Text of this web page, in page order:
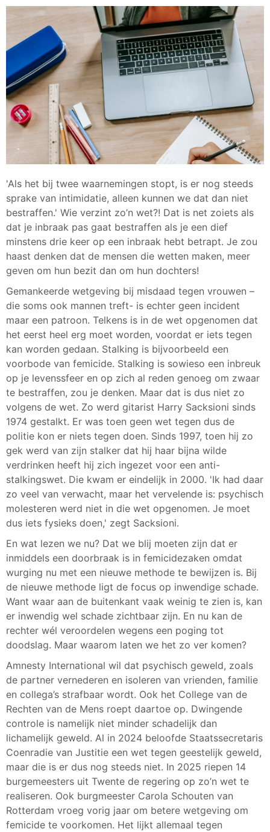
'Als het bij twee waarnemingen stopt, is er nog steeds
sprake van intimidatie, alleen kunnen we dat dan niet
bestraffen.' Wie verzint zo’n wet?! Dat is net zoiets als
dat je inbraak pas gaat bestraffen als je een dief
minstens drie keer op een inbraak hebt betrapt. Je zou
haast denken dat de mensen die wetten maken, meer
geven om hun bezit dan om hun dochters!
Gemankeerde wetgeving bij misdaad tegen vrouwen –
die soms ook mannen treft- is echter geen incident
maar een patroon. Telkens is in de wet opgenomen dat
het eerst heel erg moet worden, voordat er iets tegen
kan worden gedaan. Stalking is bijvoorbeeld een
voorbode van femicide. Stalking is sowieso een inbreuk
op je levenssfeer en op zich al reden genoeg om zwaar
te bestraffen, zou je denken. Maar dat is dus niet zo
volgens de wet. Zo werd gitarist Harry Sacksioni sinds
1974 gestalkt. Er was toen geen wet tegen dus de
politie kon er niets tegen doen. Sinds 1997, toen hij zo
gek werd van zijn stalker dat hij haar bijna wilde
verdrinken heeft hij zich ingezet voor een anti-
stalkingswet. Die kwam er eindelijk in 2000. 'Ik had daar
zo veel van verwacht, maar het vervelende is: psychisch
molesteren werd niet in die wet opgenomen. Je moet
dus iets fysieks doen,' zegt Sacksioni.
En wat lezen we nu? Dat we blij moeten zijn dat er
inmiddels een doorbraak is in femicidezaken omdat
wurging nu met een nieuwe methode te bewijzen is. Bij
de nieuwe methode ligt de focus op inwendige schade.
Want waar aan de buitenkant vaak weinig te zien is, kan
er inwendig wel schade zichtbaar zijn. En nu kan de
rechter wél veroordelen wegens een poging tot
doodslag. Maar waarom laten we het zo ver komen?
Amnesty International wil dat psychisch geweld, zoals
de partner vernederen en isoleren van vrienden, familie
en collega’s strafbaar wordt. Ook het College van de
Rechten van de Mens roept daartoe op. Dwingende
controle is namelijk niet minder schadelijk dan
lichamelijk geweld. Al in 2024 beloofde Staatssecretaris
Coenradie van Justitie een wet tegen geestelijk geweld,
maar die is er dus nog steeds niet. In 2025 riepen 14
burgemeesters uit Twente de regering op zo’n wet te
realiseren. Ook burgmeester Carola Schouten van
Rotterdam vroeg vorig jaar om betere wetgeving om
femicide te voorkomen. Het lijkt allemaal tegen